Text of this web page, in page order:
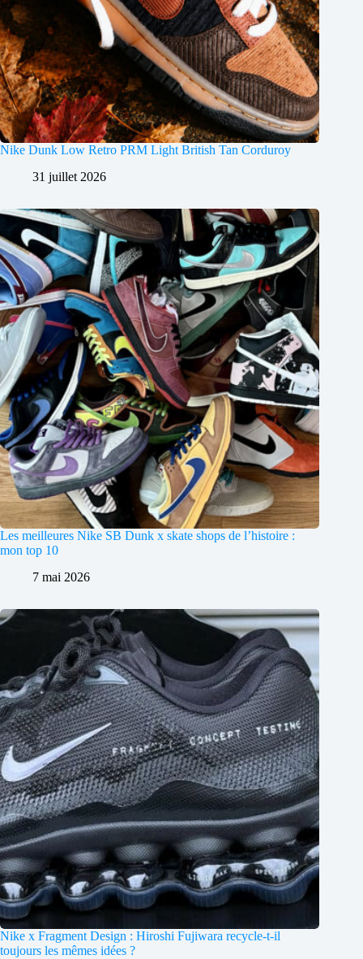
Nike Dunk Low Retro PRM Light British Tan Corduroy
31 juillet 2026
Les meilleures Nike SB Dunk x skate shops de l’histoire :
mon top 10
7 mai 2026
Nike x Fragment Design : Hiroshi Fujiwara recycle-t-il
toujours les mêmes idées ?